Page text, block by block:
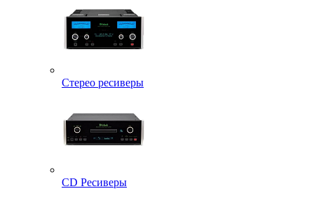
Стерео ресиверы
CD Ресиверы